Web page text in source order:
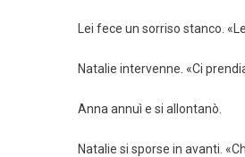
Lei fece un sorriso stanco.
Natalie intervenne. «Ci
Anna annuì e si allontanò.
Natalie si sporse in avanti.